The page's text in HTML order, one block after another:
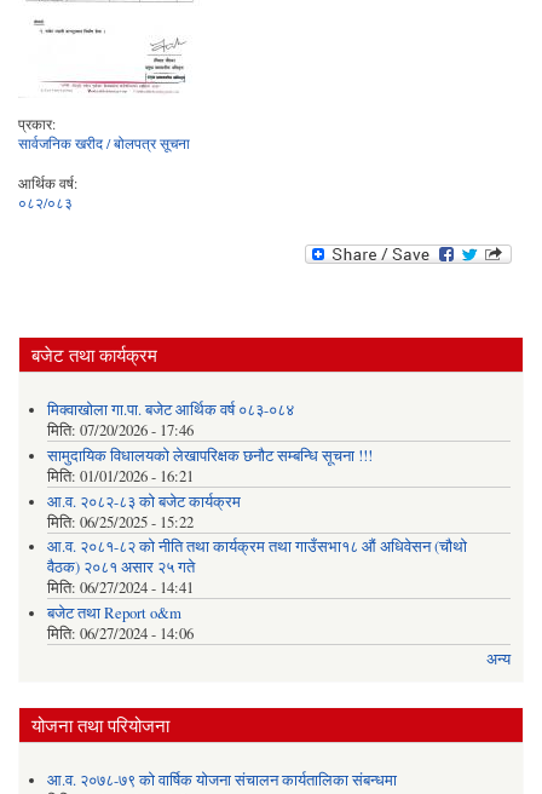
प्रकार:
सार्वजनिक खरीद / बोलपत्र सूचना
आर्थिक वर्ष:
०८२/०८३
बजेट तथा कार्यक्रम
मिक्वाखोला गा.पा. बजेट आर्थिक वर्ष ०८३-०८४
मिति: 07/20/2026 - 17:46
सामुदायिक विधालयको लेखापरिक्षक छनौट सम्बन्धि सूचना !!!
मिति: 01/01/2026 - 16:21
आ.व. २०८२-८३ को बजेट कार्यक्रम
मिति: 06/25/2025 - 15:22
आ.व. २०८१-८२ को नीति तथा कार्यक्रम तथा गाउँसभा१८ औं अधिवेसन (चौथो
वैठक) २०८१ असार २५ गते
मिति: 06/27/2024 - 14:41
बजेट तथा Report o&m
मिति: 06/27/2024 - 14:06
अन्य
योजना तथा परियोजना
आ.व. २०७८-७९ को वार्षिक योजना संचालन कार्यतालिका संबन्धमा